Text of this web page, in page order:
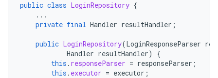
public class LoginRepository {
...
private final Handler resultHandler ;
public LoginRepository(LoginResponseParser
Handler resultHandler)
{
this . responseParser = responseParser ;
this . executor = executor ;